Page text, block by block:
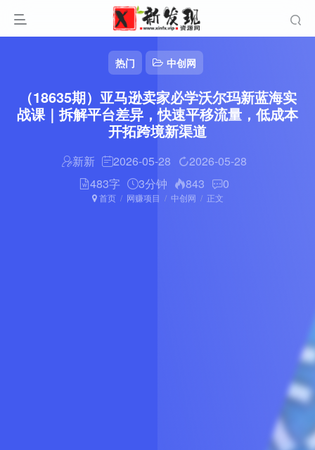
热门 中创网
（18635期）亚马逊卖家必学沃尔玛新蓝海实
战课｜拆解平台差异，快速平移流量，低成本
开拓跨境新渠道
新新 2026-05-28
2026-05-28
483字
3分钟 843 0
首页 网赚项目 中创网 正文